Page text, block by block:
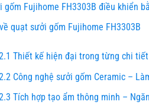
gốm Fujihome FH3303B điều khiển
quạt sưởi gốm Fujihome FH3303B
Thiết kế hiện đại trong từng chi tiết
Công nghệ sưởi gốm Ceramic –
Tích hợp tạo ẩm thông minh –